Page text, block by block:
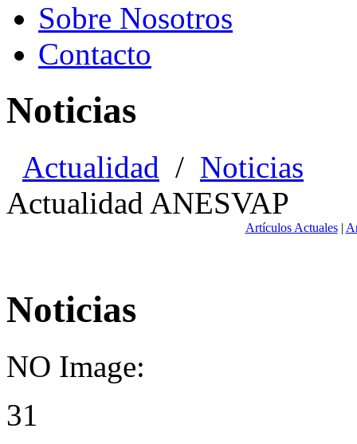
Sobre Nosotros
Contacto
Noticias
Actualidad / Noticias
Actualidad ANESVAP
Artículos Actuales|
Noticias
NO Image:
31